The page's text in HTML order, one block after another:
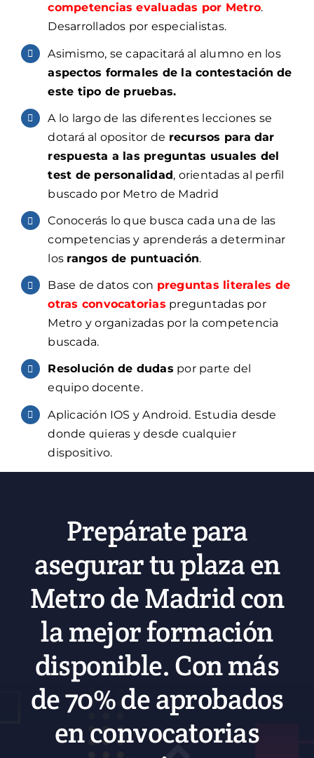
competencias evaluadas por Metro.
Desarrollados por especialistas.
Asimismo, se capacitará al alumno en los
aspectos formales de la contestación de
este tipo de pruebas.
A lo largo de las diferentes lecciones se
dotará al opositor de recursos para dar
respuesta a las preguntas usuales del
test de personalidad, orientadas al perfil
buscado por Metro de Madrid
Conocerás lo que busca cada una de las
competencias y aprenderás a determinar
los rangos de puntuación.
Base de datos con preguntas literales de
otras convocatorias preguntadas por
Metro y organizadas por la competencia
buscada.
Resolución de dudas por parte del
equipo docente.
Aplicación IOS y Android. Estudia desde
donde quieras y desde cualquier
dispositivo.
Prepárate para
asegurar tu plaza en
Metro de Madrid con
la mejor formación
disponible. Con más
de 70% de aprobados
en convocatorias